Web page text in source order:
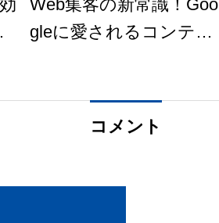
Web集客の新常識！Goo
gleに愛されるコンテン
コメント